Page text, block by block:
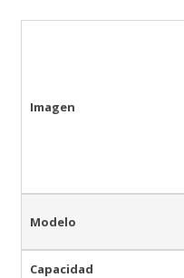
Imagen
Modelo
Capacidad